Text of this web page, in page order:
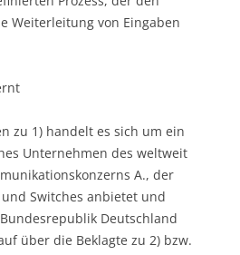
Weiterleitung von Eingaben
zu 1) handelt es sich um ein
Unternehmen des weltweit
A., der
Switches anbietet und
Deutschland
über die Beklagte zu 2) bzw.